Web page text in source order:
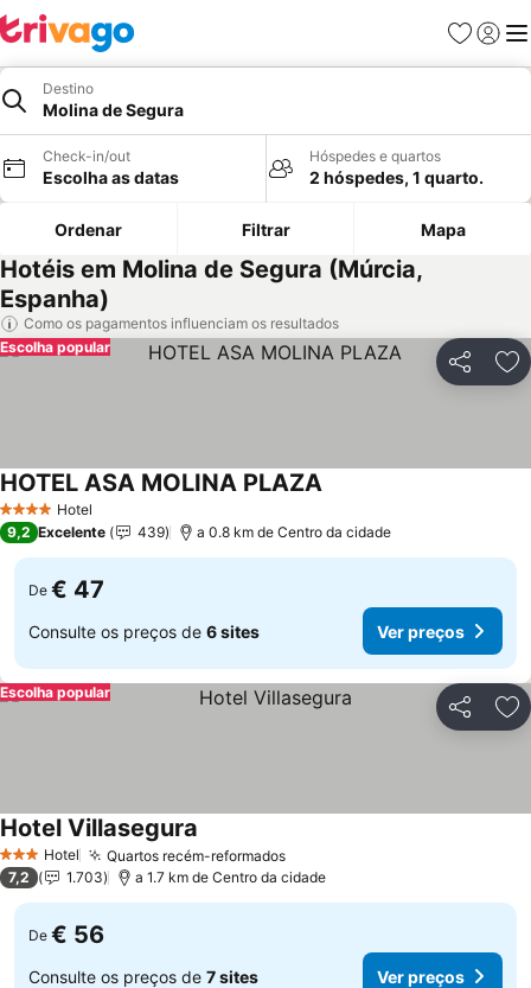
Favoritos
Iniciar
Destino
Molina de Segura
Check-in/out
Escolha as datas
Hóspedes e quartos
2 hóspedes, 1 quarto.
Ordenar Filtrar Mapa
Hotéis em Molina de Segura (Múrcia,
Espanha)
Como os pagamentos influenciam os resultados
Partilhar
Escolha popular
4 EstrelasHotel
HOTEL ASA MOLINA PLAZAVer preços
9,2 Excelente 439 a 0.8 km de Centro da cidade
De € 47
Consulte os preços de 6 sites Ver preços
Partilhar
Escolha popular
3 EstrelasHotel Quartos recém-reformadosVer preços
Hotel Villasegura
7,2 1.703 a 1.7 km de Centro da cidade
De € 56
Consulte os preços de 7 sites Ver preços